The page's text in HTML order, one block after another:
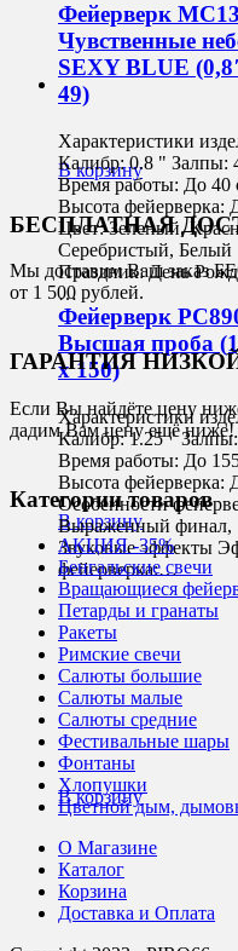
В корзину
Фейерверк
Чувственные
SEXY BLUE
49)
Характеристики
Калибр: 0.8 " Залпы:
Время работы: До 40
Высота фейерверка:
Цвет: Зеленый,
Серебристый, Белый
Праздник: День
…
В корзину
Фейерверк
Высшая проба
х 150)
Характеристики
Калибр: 1.25 "
Время работы: До
Высота фейерверка:
Особенности
Выраженный финал,
Звуковые эффекты
фейерверка:…
В корзину
БЕСПЛАТНАЯ
Мы доставим Ваш заказ
от 1 500 рублей.
ГАРАНТИЯ
Если Вы найдёте цену
дадим Вам цену ещё ниже!
Категории товаров
АКЦИЯ -35%
Бенгальские свечи
Вращающиеся
Петарды и гранаты
Ракеты
Римские свечи
Салюты большие
Салюты малые
Салюты средние
Фестивальные шары
Фонтаны
Хлопушки
Цветной дым,
О Магазине
Каталог
Корзина
Доставка и Оплата